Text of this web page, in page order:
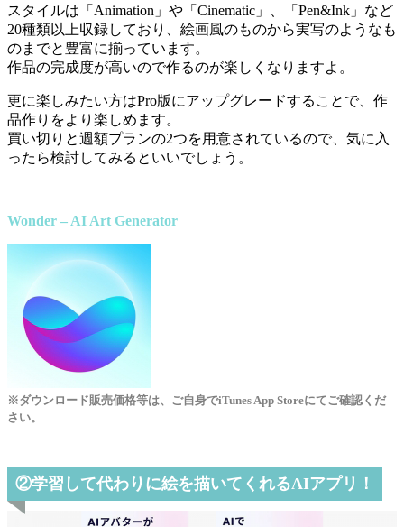
スタイルは「Animation」や「Cinematic」、「Pen&Ink」など
20種類以上収録しており、絵画風のものから実写のようなも
のまでと豊富に揃っています。
作品の完成度が高いので作るのが楽しくなりますよ。
更に楽しみたい方はPro版にアップグレードすることで、作
品作りをより楽しめます。
買い切りと週額プランの2つを用意されているので、気に入
ったら検討してみるといいでしょう。
Wonder – AI Art Generator
※ダウンロード販売価格等は、ご自身でiTunes App Storeにてご確認くだ
さい。
②学習して代わりに絵を描いてくれるAIアプリ！